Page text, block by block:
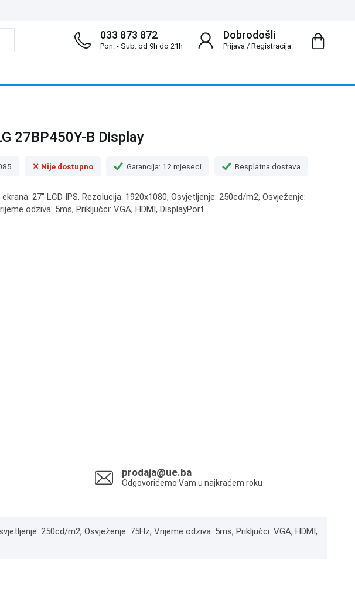
Dobrodošli
Prijava/ Registracija
033 873 872
Pon. - Sub. od 9h do 21h
27BP450Y-B Display
✕ Nije dostupno Garancija: 12 mjeseci Besplatna dostava
27" LCD IPS, Rezolucija: 1920x1080, Osvjetljenje: 250cd/m2, Osvježenje:
odziva: 5ms, Priključci: VGA, HDMI, DisplayPort
prodaja@ue.ba
Odgovorićemo Vam u najkraćem roku
250cd/m2, Osvježenje: 75Hz, Vrijeme odziva: 5ms, Priključci: VGA, HDMI,